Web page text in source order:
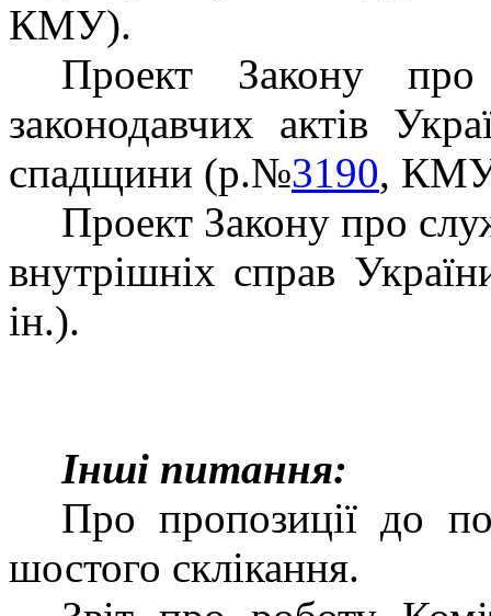
КМУ).
Проект Закону
законодавчих актів
спадщини (р.№3190,
Проект Закону про
внутрішніх справ
ін.).
Інші питання:
Про пропозиції до
шостого склікання.